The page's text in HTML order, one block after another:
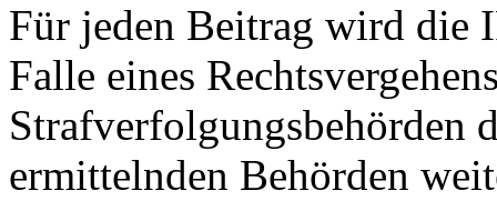
Für jeden Beitrag wird die
Falle eines
Strafverfolgungsbehörden
ermittelnden Behörden